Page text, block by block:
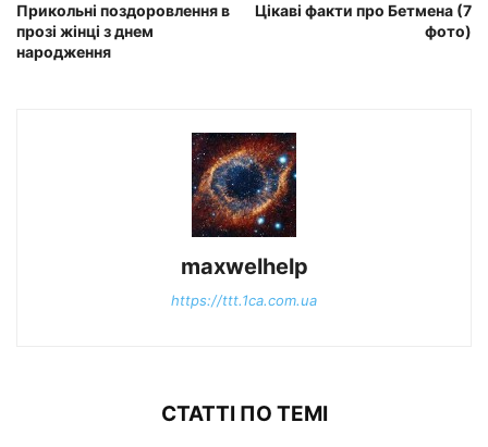
Прикольні поздоровлення в
прозі жінці з днем
народження
Цікаві факти про Бетмена (7
фото)
maxwelhelp
https://ttt.1ca.com.ua
СТАТТІ ПО ТЕМІ